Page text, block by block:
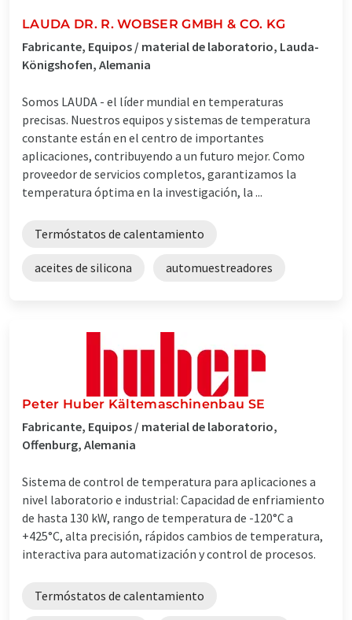
LAUDA DR. R. WOBSER GMBH & CO. KG
Fabricante, Equipos / material de laboratorio, Lauda-
Königshofen, Alemania
Somos LAUDA - el líder mundial en temperaturas
precisas. Nuestros equipos y sistemas de temperatura
constante están en el centro de importantes
aplicaciones, contribuyendo a un futuro mejor. Como
proveedor de servicios completos, garantizamos la
temperatura óptima en la investigación, la ...
Termóstatos de calentamiento
aceites de silicona automuestreadores
Peter Huber Kältemaschinenbau SE
Fabricante, Equipos / material de laboratorio,
Offenburg, Alemania
Sistema de control de temperatura para aplicaciones a
nivel laboratorio e industrial: Capacidad de enfriamiento
de hasta 130 kW, rango de temperatura de -120°C a
+425°C, alta precisión, rápidos cambios de temperatura,
interactiva para automatización y control de procesos.
Termóstatos de calentamiento